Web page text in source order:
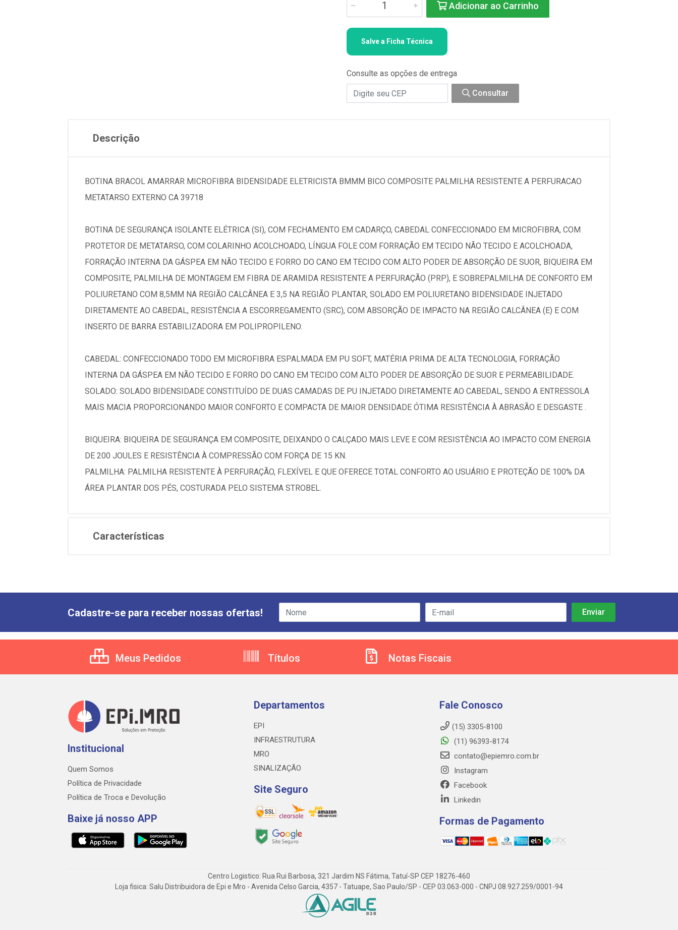
Adicionar ao Carrinho
Salve a Ficha Técnica
Consulte as opções de entrega
Consultar
Descrição
BOTINA BRACOL AMARRAR MICROFIBRA BIDENSIDADE ELETRICISTA BMMM BICO COMPOSITE PALMILHA RESISTENTE A PERFURACAO
METATARSO EXTERNO CA 39718
BOTINA DE SEGURANÇA ISOLANTE ELÉTRICA (SI), COM FECHAMENTO EM CADARÇO, CABEDAL CONFECCIONADO EM MICROFIBRA, COM
PROTETOR DE METATARSO, COM COLARINHO ACOLCHOADO, LÍNGUA FOLE COM FORRAÇÃO EM TECIDO NÃO TECIDO E ACOLCHOADA,
FORRAÇÃO INTERNA DA GÁSPEA EM NÃO TECIDO E FORRO DO CANO EM TECIDO COM ALTO PODER DE ABSORÇÃO DE SUOR, BIQUEIRA EM
COMPOSITE, PALMILHA DE MONTAGEM EM FIBRA DE ARAMIDA RESISTENTE A PERFURAÇÃO (PRP), E SOBREPALMILHA DE CONFORTO EM
POLIURETANO COM 8,5MM NA REGIÃO CALCÂNEA E 3,5 NA REGIÃO PLANTAR, SOLADO EM POLIURETANO BIDENSIDADE INJETADO
DIRETAMENTE AO CABEDAL, RESISTÊNCIA A ESCORREGAMENTO (SRC), COM ABSORÇÃO DE IMPACTO NA REGIÃO CALCÂNEA (E) E COM
INSERTO DE BARRA ESTABILIZADORA EM POLIPROPILENO.
CABEDAL: CONFECCIONADO TODO EM MICROFIBRA ESPALMADA EM PU SOFT, MATÉRIA PRIMA DE ALTA TECNOLOGIA, FORRAÇÃO
INTERNA DA GÁSPEA EM NÃO TECIDO E FORRO DO CANO EM TECIDO COM ALTO PODER DE ABSORÇÃO DE SUOR E PERMEABILIDADE.
SOLADO: SOLADO BIDENSIDADE CONSTITUÍDO DE DUAS CAMADAS DE PU INJETADO DIRETAMENTE AO CABEDAL, SENDO A ENTRESSOLA
MAIS MACIA PROPORCIONANDO MAIOR CONFORTO E COMPACTA DE MAIOR DENSIDADE ÓTIMA RESISTÊNCIA À ABRASÃO E DESGASTE .
BIQUEIRA: BIQUEIRA DE SEGURANÇA EM COMPOSITE, DEIXANDO O CALÇADO MAIS LEVE E COM RESISTÊNCIA AO IMPACTO COM ENERGIA
DE 200 JOULES E RESISTÊNCIA À COMPRESSÃO COM FORÇA DE 15 KN.
PALMILHA: PALMILHA RESISTENTE À PERFURAÇÃO, FLEXÍVEL E QUE OFERECE TOTAL CONFORTO AO USUÁRIO E PROTEÇÃO DE 100% DA
ÁREA PLANTAR DOS PÉS, COSTURADA PELO SISTEMA STROBEL.
Características
Cadastre-se para receber nossas ofertas!
Meus Pedidos Títulos Notas Fiscais
Institucional
Quem Somos
Política de Privacidade
Política de Troca e Devolução
Baixe já nosso APP
Departamentos
EPI
INFRAESTRUTURA
MRO
SINALIZAÇÃO
Site Seguro
Fale Conosco
(15) 3305-8100
(11) 96393-8174
contato@epiemro.com.br
Instagram
Facebook
Linkedin
Formas de Pagamento
Centro Logistico: Rua Rui Barbosa, 321 Jardim NS Fátima, Tatuí-SP CEP 18276-460
Loja fisica: Salu Distribuidora de Epi e Mro - Avenida Celso Garcia, 4357 - Tatuape, Sao Paulo/SP - CEP 03.063-000 - CNPJ 08.927.259/0001-94